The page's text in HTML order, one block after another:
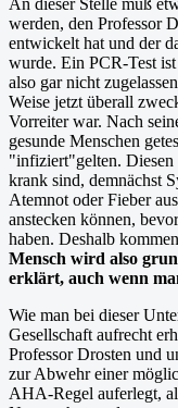
An dieser Stelle muß
werden, den Professor
entwickelt hat und der
wurde. Ein PCR-Test
also gar nicht
Weise jetzt überall
Vorreiter war. Nach
gesunde Menschen
"infiziert"gelten. Diesen
krank sind, demnächst
Atemnot oder Fieber
anstecken können,
haben. Deshalb
Mensch wird also
erklärt, auch wenn
Wie man bei dieser
Gesellschaft aufrecht
Professor Drosten und
zur Abwehr einer
AHA-Regel auferlegt,